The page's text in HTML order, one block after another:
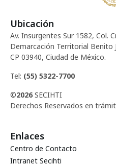
Ubicación
Av. Insurgentes Sur 1582, Col.
Demarcación Territorial Benito
CP 03940, Ciudad de México.
Tel: (55) 5322-7700
©2026 SECIHTI
Derechos Reservados en
Enlaces
Centro de Contacto
Intranet Secihti